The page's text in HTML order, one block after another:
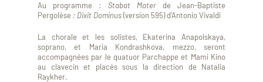
Au programme : Stabat Materde Jean-Baptiste
Pergolèse ; Dixit Dominus(version 595) d'Antonio Vivaldi
La chorale et les solistes, Ekaterina Anapolskaya,
soprano, et Maria Kondrashkova, mezzo, seront
accompagnées par le quatuor Parchappe et Mami Kino
au clavecin et placés sous la direction de Natalia
Raykher.